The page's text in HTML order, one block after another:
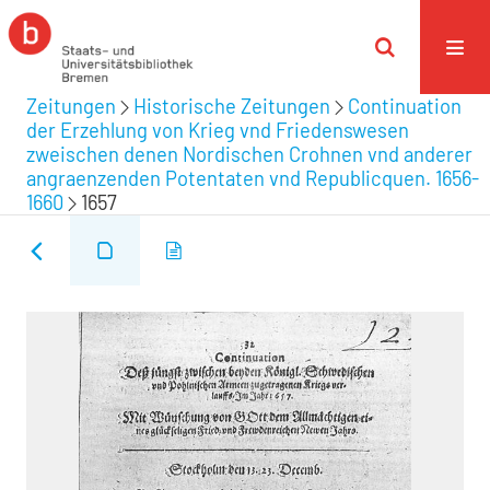
Zeitungen Historische Zeitungen
Continuation
der Erzehlung von Krieg vnd Friedenswesen
zweischen denen Nordischen Crohnen vnd anderer
angraenzenden Potentaten vnd Republicquen. 1656-
1660
1657